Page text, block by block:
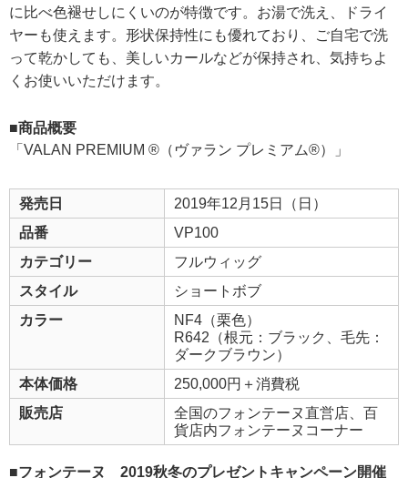
に比べ色褪せしにくいのが特徴です。お湯で洗え、ドライ
ヤーも使えます。形状保持性にも優れており、ご自宅で洗
って乾かしても、美しいカールなどが保持され、気持ちよ
くお使いいただけます。
■商品概要
「VALAN PREMIUM ®（ヴァラン プレミアム®）」
発売日
2019年12月15日（日）
品番
VP100
カテゴリー
フルウィッグ
スタイル
ショートボブ
カラー
NF4（栗色）
R642（根元：ブラック、毛先：
ダークブラウン）
本体価格
250,000円＋消費税
販売店
全国のフォンテーヌ直営店、百
貨店内フォンテーヌコーナー
■フォンテーヌ 2019秋冬のプレゼントキャンペーン開催